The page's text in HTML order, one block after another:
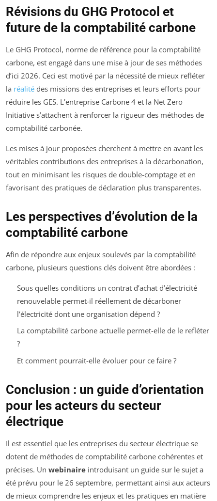
Révisions du GHG Protocol et
future de la comptabilité carbone
Le GHG Protocol, norme de référence pour la comptabilité
carbone, est engagé dans une mise à jour de ses méthodes
d’ici 2026. Ceci est motivé par la nécessité de mieux refléter
la réalité des missions des entreprises et leurs efforts pour
réduire les GES. L’entreprise Carbone 4 et la Net Zero
Initiative s’attachent à renforcer la rigueur des méthodes de
comptabilité carbonée.
Les mises à jour proposées cherchent à mettre en avant les
véritables contributions des entreprises à la décarbonation,
tout en minimisant les risques de double-comptage et en
favorisant des pratiques de déclaration plus transparentes.
Les perspectives d’évolution de la
comptabilité carbone
Afin de répondre aux enjeux soulevés par la comptabilité
carbone, plusieurs questions clés doivent être abordées :
Sous quelles conditions un contrat d’achat d’électricité
renouvelable permet-il réellement de décarboner
l’électricité dont une organisation dépend ?
La comptabilité carbone actuelle permet-elle de le refléter
?
Et comment pourrait-elle évoluer pour ce faire ?
Conclusion : un guide d’orientation
pour les acteurs du secteur
électrique
Il est essentiel que les entreprises du secteur électrique se
dotent de méthodes de comptabilité carbone cohérentes et
précises. Un webinaire introduisant un guide sur le sujet a
été prévu pour le 26 septembre, permettant ainsi aux acteurs
de mieux comprendre les enjeux et les pratiques en matière